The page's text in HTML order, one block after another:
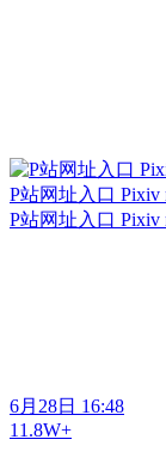
P站网址入口
P站网址入口
6月28日 16:48
11.8W+